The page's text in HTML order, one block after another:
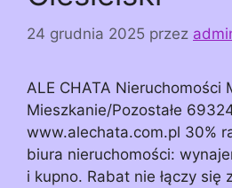
24 grudnia 2025 przez
ALE CHATA Nieruchomości
Mieszkanie/Pozostałe
www.alechata.com.pl 30%
biura nieruchomości:
i kupno. Rabat nie łączy się